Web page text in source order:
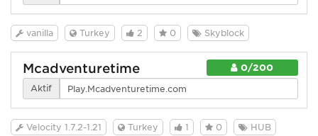
vanilla Turkey 2 0 Skyblock
0/200
Mcadventuretime
Aktif
Velocity 1.7.2-1.21 Turkey 1 0 HUB